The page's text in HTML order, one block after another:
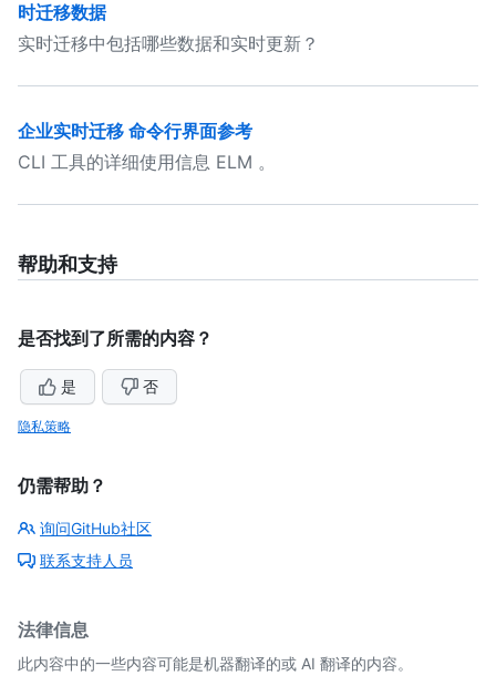
时迁移数据
实时迁移中包括哪些数据和实时更新？
企业实时迁移 命令行界面参考
CLI 工具的详细使用信息 ELM 。
帮助和支持
是否找到了所需的内容？
是 否
隐私策略
仍需帮助？
询问GitHub社区
联系支持人员
法律信息
此内容中的一些内容可能是机器翻译的或 AI 翻译的内容。